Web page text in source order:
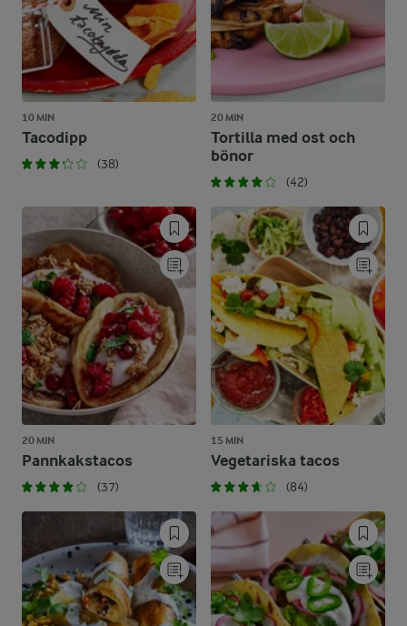
10 MIN
Tacodipp
(38)
20 MIN
Tortilla med ost och
bönor
(42)
20 MIN
Pannkakstacos
(37)
15 MIN
Vegetariska tacos
(84)